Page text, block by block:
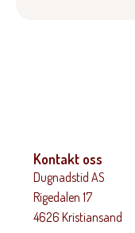
Kontakt oss
Dugnadstid AS
Rigedalen 17
4626 Kristiansand